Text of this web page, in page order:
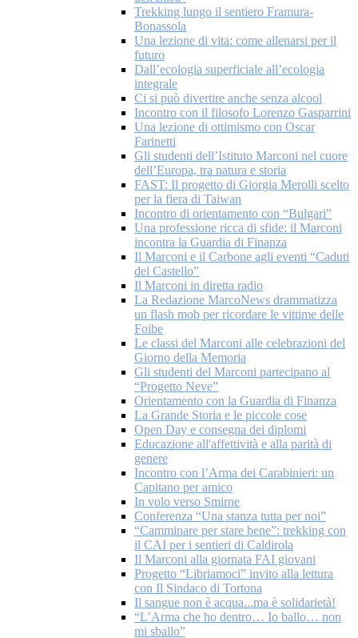
Trekking lungo il sentiero Framura-
Bonassola
Una lezione di vita: come allenarsi per il
futuro
Dall’ecologia superficiale all’ecologia
integrale
Ci si può divertire anche senza alcool
Incontro con il filosofo Lorenzo Gasparrini
Una lezione di ottimismo con Oscar
Farinetti
Gli studenti dell’Istituto Marconi nel cuore
dell’Europa, tra natura e storia
FAST: Il progetto di Giorgia Merolli scelto
per la fiera di Taiwan
Incontro di orientamento con “Bulgari”
Una professione ricca di sfide: il Marconi
incontra la Guardia di Finanza
Il Marconi e il Carbone agli eventi “Caduti
del Castello”
Il Marconi in diretta radio
La Redazione MarcoNews drammatizza
un flash mob per ricordare le vittime delle
Foibe
Le classi del Marconi alle celebrazioni del
Giorno della Memoria
Gli studenti del Marconi partecipano al
“Progetto Neve”
Orientamento con la Guardia di Finanza
La Grande Storia e le piccole cose
Open Day e consegna dei diplomi
Educazione all'affettività e alla parità di
genere
Incontro con l’Arma dei Carabinieri: un
Capitano per amico
In volo verso Smirne
Conferenza “Una stanza tutta per noi”
“Camminare per stare bene”: trekking con
il CAI per i sentieri di Caldirola
Il Marconi alla giornata FAI giovani
Progetto “Libriamoci” invito alla lettura
con Il Sindaco di Tortona
Il sangue non è acqua...ma è solidarietà!
“L’Arma che ho dentro… Io ballo… non
mi sballo”